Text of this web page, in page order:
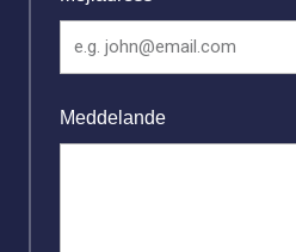
Meddelande